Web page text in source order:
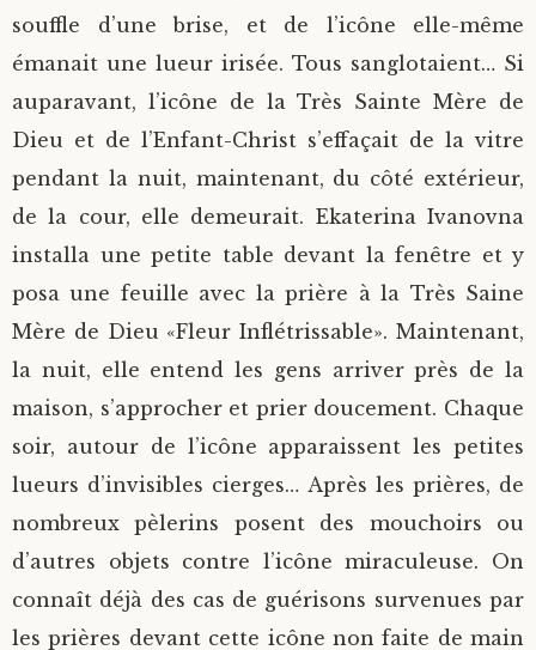
souffle d’une brise, et de l’icône elle-même
émanait une lueur irisée. Tous sanglotaient… Si
auparavant, l’icône de la Très Sainte Mère de
Dieu et de l’Enfant-Christ s’effaçait de la vitre
pendant la nuit, maintenant, du côté extérieur,
de la cour, elle demeurait. Ekaterina Ivanovna
installa une petite table devant la fenêtre et y
posa une feuille avec la prière à la Très Saine
Mère de Dieu «Fleur Inflétrissable». Maintenant,
la nuit, elle entend les gens arriver près de la
maison, s’approcher et prier doucement. Chaque
soir, autour de l’icône apparaissent les petites
lueurs d’invisibles cierges… Après les prières, de
nombreux pèlerins posent des mouchoirs ou
d’autres objets contre l’icône miraculeuse. On
connaît déjà des cas de guérisons survenues par
les prières devant cette icône non faite de main